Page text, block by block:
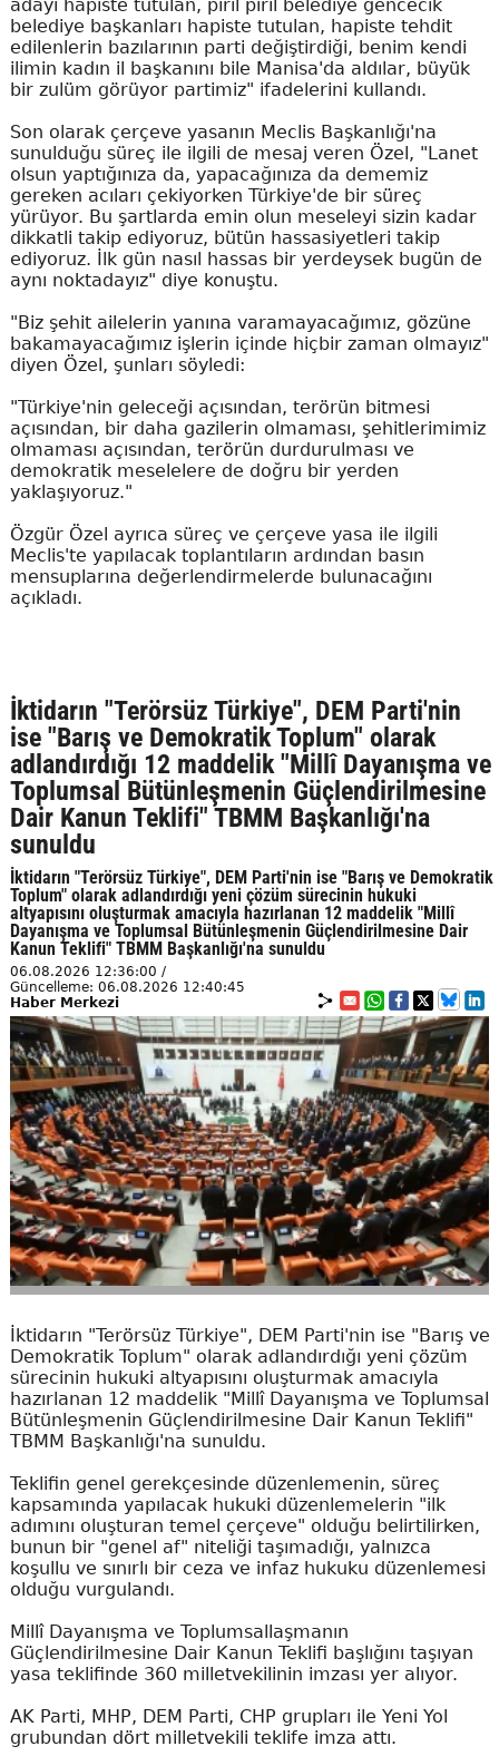
adayı hapiste tutulan, pırıl pırıl belediye gencecik
belediye başkanları hapiste tutulan, hapiste tehdit
edilenlerin bazılarının parti değiştirdiği, benim kendi
ilimin kadın il başkanını bile Manisa'da aldılar, büyük
bir zulüm görüyor partimiz" ifadelerini kullandı.
Son olarak çerçeve yasanın Meclis Başkanlığı'na
sunulduğu süreç ile ilgili de mesaj veren Özel, "Lanet
olsun yaptığınıza da, yapacağınıza da dememiz
gereken acıları çekiyorken Türkiye'de bir süreç
yürüyor. Bu şartlarda emin olun meseleyi sizin kadar
dikkatli takip ediyoruz, bütün hassasiyetleri takip
ediyoruz. İlk gün nasıl hassas bir yerdeysek bugün de
aynı noktadayız" diye konuştu.
"Biz şehit ailelerin yanına varamayacağımız, gözüne
bakamayacağımız işlerin içinde hiçbir zaman olmayız"
diyen Özel, şunları söyledi:
"Türkiye'nin geleceği açısından, terörün bitmesi
açısından, bir daha gazilerin olmaması, şehitlerimimiz
olmaması açısından, terörün durdurulması ve
demokratik meselelere de doğru bir yerden
yaklaşıyoruz."
Özgür Özel ayrıca süreç ve çerçeve yasa ile ilgili
Meclis'te yapılacak toplantıların ardından basın
mensuplarına değerlendirmelerde bulunacağını
açıkladı.
İktidarın "Terörsüz Türkiye", DEM Parti'nin
ise "Barış ve Demokratik Toplum" olarak
adlandırdığı 12 maddelik "Millî Dayanışma ve
Toplumsal Bütünleşmenin Güçlendirilmesine
Dair Kanun Teklifi" TBMM Başkanlığı'na
sunuldu
İktidarın "Terörsüz Türkiye", DEM Parti'nin ise "Barış ve Demokratik
Toplum" olarak adlandırdığı yeni çözüm sürecinin hukuki
altyapısını oluşturmak amacıyla hazırlanan 12 maddelik "Millî
Dayanışma ve Toplumsal Bütünleşmenin Güçlendirilmesine Dair
Kanun Teklifi" TBMM Başkanlığı'na sunuldu
06.08.2026 12:36:00 /
Güncelleme: 06.08.2026 12:40:45
Haber Merkezi
İktidarın "Terörsüz Türkiye", DEM Parti'nin ise "Barış ve
Demokratik Toplum" olarak adlandırdığı yeni çözüm
sürecinin hukuki altyapısını oluşturmak amacıyla
hazırlanan 12 maddelik "Millî Dayanışma ve Toplumsal
Bütünleşmenin Güçlendirilmesine Dair Kanun Teklifi"
TBMM Başkanlığı'na sunuldu.
Teklifin genel gerekçesinde düzenlemenin, süreç
kapsamında yapılacak hukuki düzenlemelerin "ilk
adımını oluşturan temel çerçeve" olduğu belirtilirken,
bunun bir "genel af" niteliği taşımadığı, yalnızca
koşullu ve sınırlı bir ceza ve infaz hukuku düzenlemesi
olduğu vurgulandı.
Millî Dayanışma ve Toplumsallaşmanın
Güçlendirilmesine Dair Kanun Teklifi başlığını taşıyan
yasa teklifinde 360 milletvekilinin imzası yer alıyor.
AK Parti, MHP, DEM Parti, CHP grupları ile Yeni Yol
grubundan dört milletvekili teklife imza attı.